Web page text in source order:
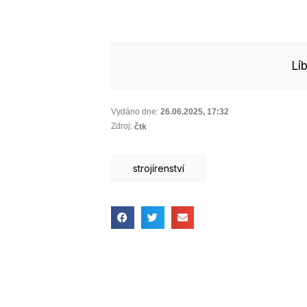
Vydáno dne: 26.06.2025, 17:32
Zdroj: čtk
strojírenství